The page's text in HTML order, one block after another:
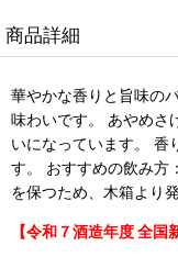
商品詳細
華やかな香りと旨味の
味わいです。 あやめさ
いになっています。 香
す。 おすすめの飲み方
を保つため、木箱より
【令和７酒造年度 全国